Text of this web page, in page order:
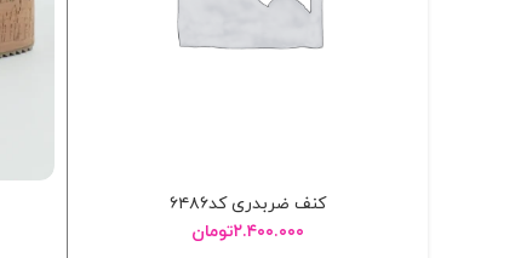
کنف ضربدری کد۶۴۸۶
۲.۴۰۰.۰۰۰تومان